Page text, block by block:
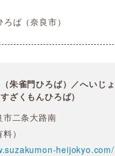
ば（奈良市）
朱雀門ひろば）／へいじ
ざくもんひろば）
市二条大路南
）
heijokyo.com/